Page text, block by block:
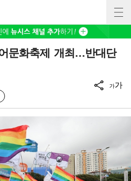
문화축제 개최…반대단
가가